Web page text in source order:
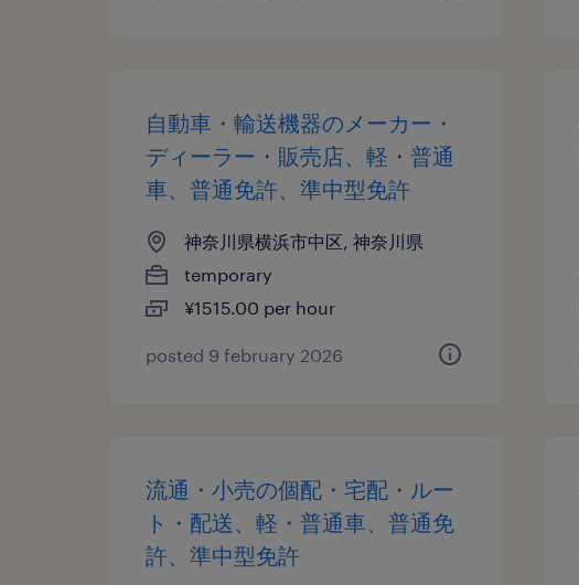
自動車・輸送機器のメーカー・
ディーラー・販売店、軽・普通
車、普通免許、準中型免許
神奈川県横浜市中区, 神奈川県
temporary
¥1515.00 per hour
posted 9 february 2026
流通・小売の個配・宅配・ルー
ト・配送、軽・普通車、普通免
許、準中型免許